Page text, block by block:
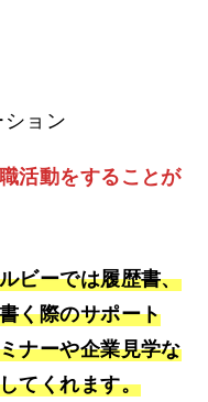
ョン
活動をすることが
ビーでは履歴書、
く際のサポート
ナーや企業見学な
てくれます。